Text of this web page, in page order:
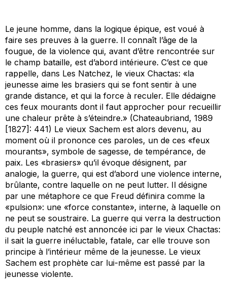
Le jeune homme, dans la logique épique, est voué à
faire ses preuves à la guerre. Il connaît l’âge de la
fougue, de la violence qui, avant d’être rencontrée sur
le champ bataille, est d’abord intérieure. C’est ce que
rappelle, dans Les Natchez, le vieux Chactas: «la
jeunesse aime les brasiers qui se font sentir à une
grande distance, et qui la force à reculer. Elle dédaigne
ces feux mourants dont il faut approcher pour recueillir
une chaleur prête à s’éteindre.» (Chateaubriand, 1989
[1827]: 441) Le vieux Sachem est alors devenu, au
moment où il prononce ces paroles, un de ces «feux
mourants», symbole de sagesse, de tempérance, de
paix. Les «brasiers» qu’il évoque désignent, par
analogie, la guerre, qui est d’abord une violence interne,
brûlante, contre laquelle on ne peut lutter. Il désigne
par une métaphore ce que Freud définira comme la
«pulsion»: une «force constante», interne, à laquelle on
ne peut se soustraire. La guerre qui verra la destruction
du peuple natché est annoncée ici par le vieux Chactas:
il sait la guerre inéluctable, fatale, car elle trouve son
principe à l’intérieur même de la jeunesse. Le vieux
Sachem est prophète car lui-même est passé par la
jeunesse violente.